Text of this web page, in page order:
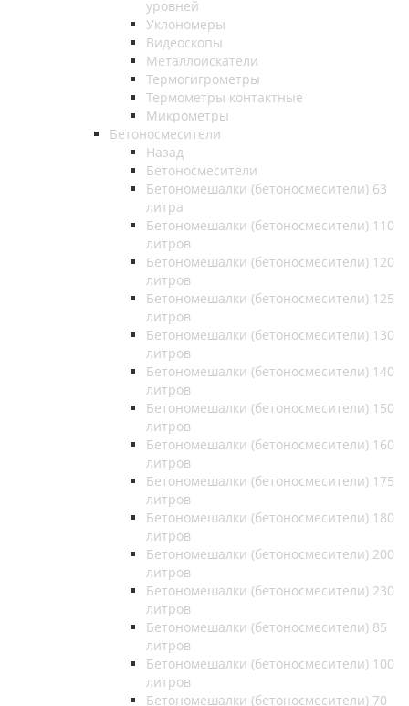
уровней
Уклономеры
Видеоскопы
Металлоискатели
Термогигрометры
Термометры контактные
Микрометры
Бетоносмесители
Назад
Бетоносмесители
Бетономешалки (бетоносмесители) 63
литра
Бетономешалки (бетоносмесители) 110
литров
Бетономешалки (бетоносмесители) 120
литров
Бетономешалки (бетоносмесители) 125
литров
Бетономешалки (бетоносмесители) 130
литров
Бетономешалки (бетоносмесители) 140
литров
Бетономешалки (бетоносмесители) 150
литров
Бетономешалки (бетоносмесители) 160
литров
Бетономешалки (бетоносмесители) 175
литров
Бетономешалки (бетоносмесители) 180
литров
Бетономешалки (бетоносмесители) 200
литров
Бетономешалки (бетоносмесители) 230
литров
Бетономешалки (бетоносмесители) 85
литров
Бетономешалки (бетоносмесители) 100
литров
Бетономешалки (бетоносмесители) 70